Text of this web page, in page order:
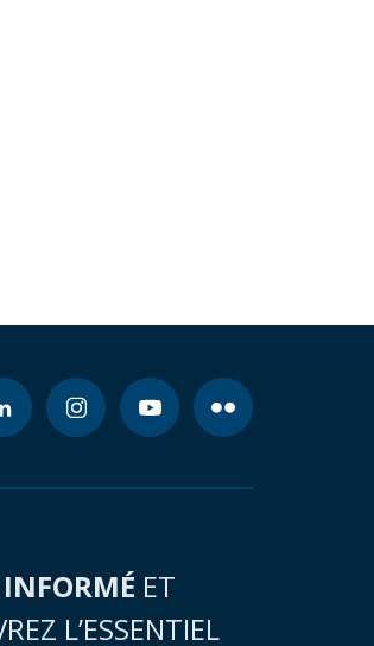
INFORMÉ ET
L’ESSENTIEL